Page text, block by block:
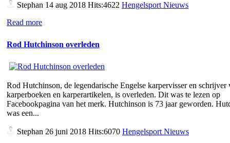
Stephan 14 aug 2018 Hits:4622 Hengelsport Nieuws
Read more
Rod Hutchinson overleden
Rod Hutchinson, de legendarische Engelse karpervisser en schrijver
karperboeken en karperartikelen, is overleden. Dit was te lezen op
Facebookpagina van het merk. Hutchinson is 73 jaar geworden.
was een...
Stephan 26 juni 2018 Hits:6070 Hengelsport Nieuws